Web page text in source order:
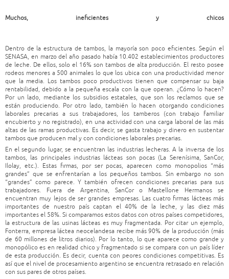
Muchos, ineficientes y chicos
Dentro de la estructura de tambos, la mayoría son poco eficientes. Según el
SENASA, en marzo del año pasado había 10.402 establecimientos productores
de leche. De ellos, solo el 16% son tambos de alta producción. El resto posee
rodeos menores a 500 animales lo que los ubica con una productividad menor
que la media. Los tambos poco productivos tienen que compensar su baja
rentabilidad, debido a la pequeña escala con la que operan. ¿Cómo lo hacen?
Por un lado, mediante los subsidios estatales, que son los reclamos que se
están produciendo. Por otro lado, también lo hacen otorgando condiciones
laborales precarias a sus trabajadores, los tamberos (con trabajo familiar
encubierto y no registrado), en una actividad con una carga laboral de las más
altas de las ramas productivas. Es decir, se gasta trabajo y dinero en sustentar
tambos que producen mal y con condiciones laborales precarias.
En el segundo lugar, se encuentran las industrias lecheras. A la inversa de los
tambos, las principales industrias lácteas son pocas (La Serenísima, SanCor,
Ilolay, etc.). Estas firmas, por ser pocas, aparecen como monopolios “más
grandes” que se enfrentarían a los pequeños tambos. Sin embargo no son
“grandes” como parece. Y también ofrecen condiciones precarias para sus
trabajadores. Fuera de Argentina, SanCor o Mastellone Hermanos se
encuentran muy lejos de ser grandes empresas. Las cuatro firmas lácteas más
importantes de nuestro país captan el 40% de la leche, y las diez más
importantes el 58%. Si comparamos estos datos con otros países competidores,
la estructura de las usinas lácteas es muy fragmentada. Por citar un ejemplo,
Fonterra, empresa láctea neocelandesa recibe más 90% de la producción (más
de 60 millones de litros diarios). Por lo tanto, lo que aparece como grande y
monopólico es en realidad chico y fragmentado si se compara con un país líder
de esta producción. Es decir, cuenta con peores condiciones competitivas. Es
así que el nivel de procesamiento argentino se encuentra retrasado en relación
con sus pares de otros países.